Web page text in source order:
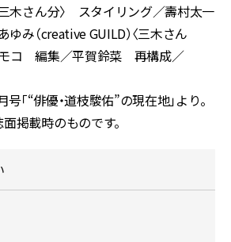
三木さん分〉 スタイリング／壽村太一
ゆみ（creative GUILD）〈三木さん
コ 編集／平賀鈴菜 再構成／
「“俳優・道枝駿佑”の現在地」より。
掲載時のものです。